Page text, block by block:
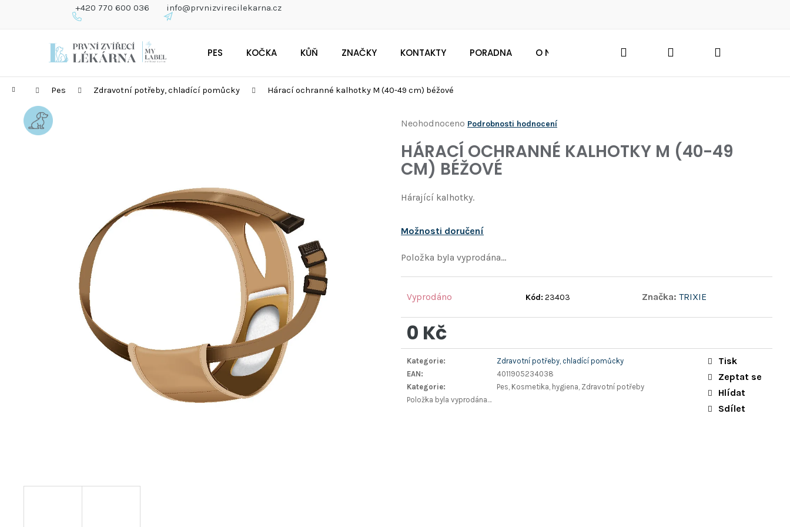
+420 770 600 036 info@prvnizvirecilekarna.cz
PES KOČKA KŮŇ ZNAČKY KONTAKTY PORADNA O NÁS Hledat PřihlášeníNákupní
Domů Pes Zdravotní potřeby, chladící pomůcky Hárací ochranné kalhotky M (40-49 cm) béžové
Průměrné
hodnocení
produktu
je
hvězdiček.
Neohodnoceno Podrobnosti hodnocení
HÁRACÍ OCHRANNÉ KALHOTKY M (40-49
CM) BÉŽOVÉ
Hárající kalhotky.
Možnosti doručení
Položka byla vyprodána…
Vyprodáno Kód: 23403 Značka: TRIXIE
0 Kč
Měrná
cena:
Kategorie:
Zdravotní potřeby, chladící pomůcky
EAN:
4011905234038
Kategorie:
Pes, Kosmetika, hygiena, Zdravotní potřeby
Položka byla vyprodána…
Tisk
Zeptat se
Hlídat
Sdílet
obchodu
obchodu
CO POTŘEBUJETE NAJÍT?